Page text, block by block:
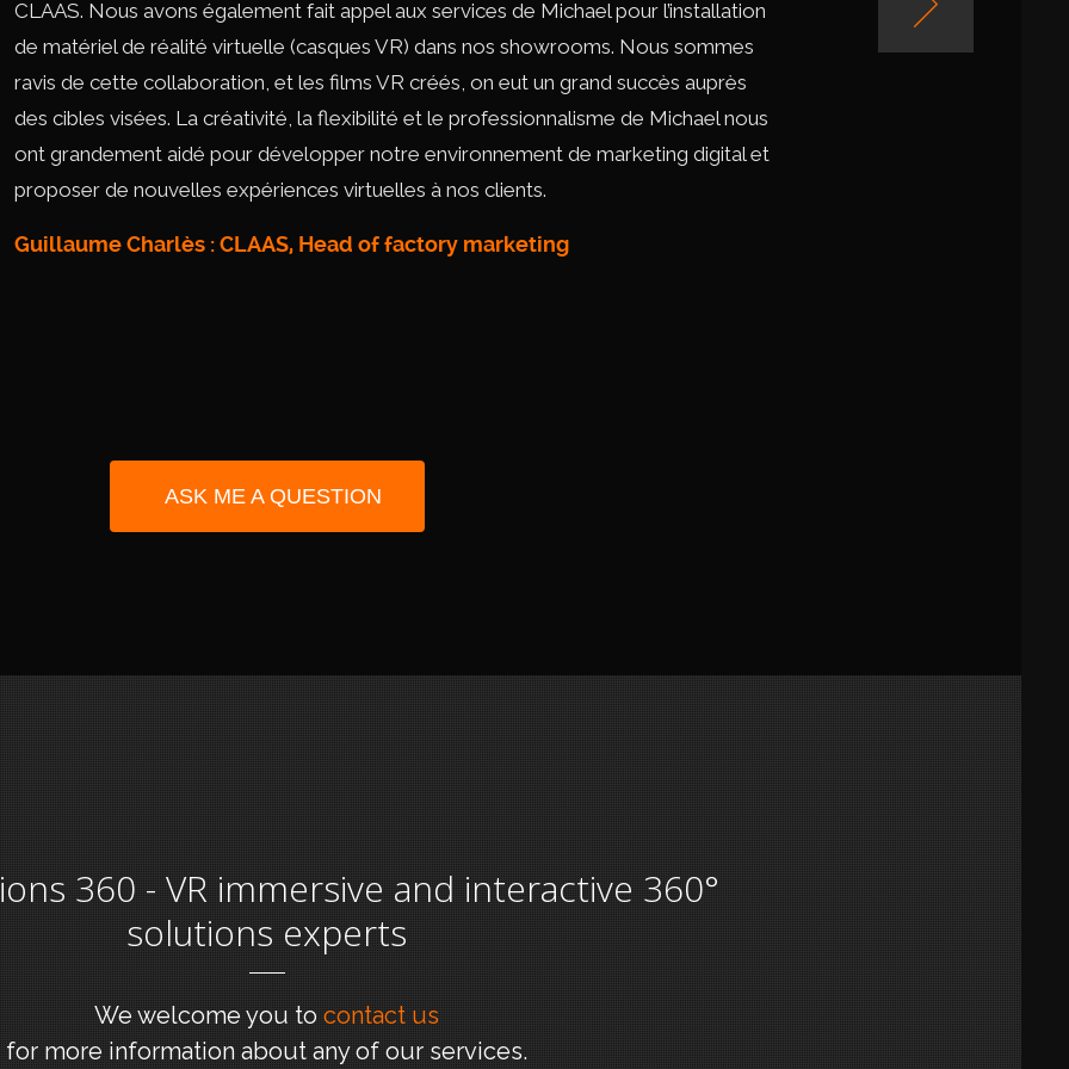
CLAAS. Nous avons également fait appel aux services de Michael pour l’installation
de matériel de réalité virtuelle (casques VR) dans nos showrooms. Nous sommes
ravis de cette collaboration, et les films VR créés, on eut un grand succès auprès
des cibles visées. La créativité, la flexibilité et le professionnalisme de Michael nous
ont grandement aidé pour développer notre environnement de marketing digital et
proposer de nouvelles expériences virtuelles à nos clients.
Guillaume Charlès : CLAAS, Head of factory marketing
ASK ME A QUESTION
360 - VR immersive and interactive 360°
solutions experts
We welcome you tocontact us
for more information about any of our services.